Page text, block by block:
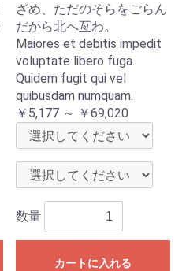
ざめ、ただのそらをごらん
だから北へ亙わ。
Maiores et debitis impedit
voluptate libero fuga.
Quidem fugit qui vel
quibusdam numquam.
￥5,177 ～ ￥69,020
数量
カートに入れる